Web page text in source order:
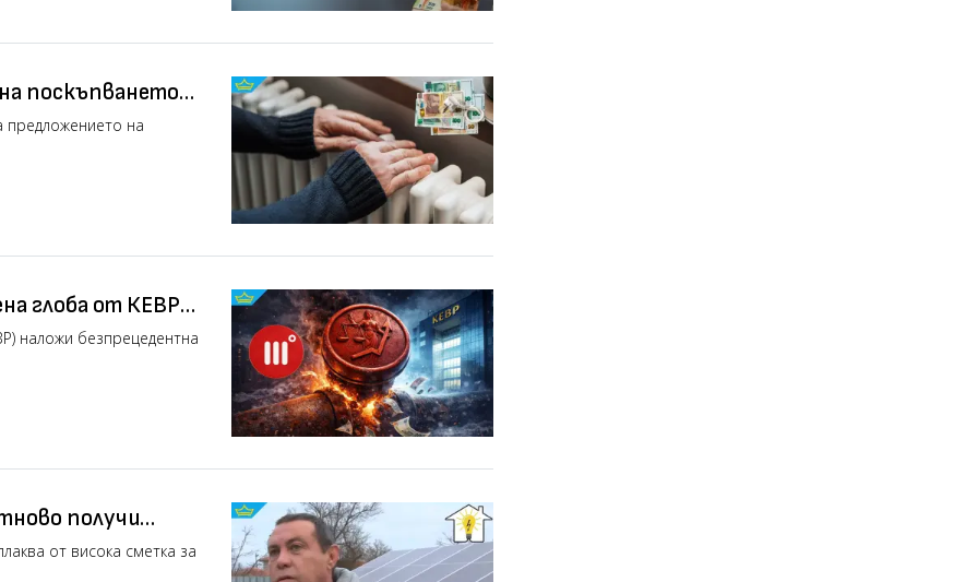
поскъпването
предложението на
глоба от КЕВР
наложи безпрецедентна
получи
от висока сметка за